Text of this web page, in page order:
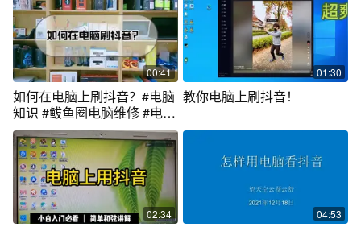
00:41
如何在电脑上刷抖音？#电脑
知识 #鲅鱼圈电脑维修 #电脑
刷抖音
01:30
教你电脑上刷抖音！
02:34 04:53